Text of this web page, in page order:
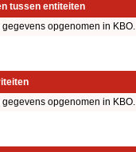
tussen entiteiten
gegevens opgenomen in KBO.
gegevens opgenomen in KBO.